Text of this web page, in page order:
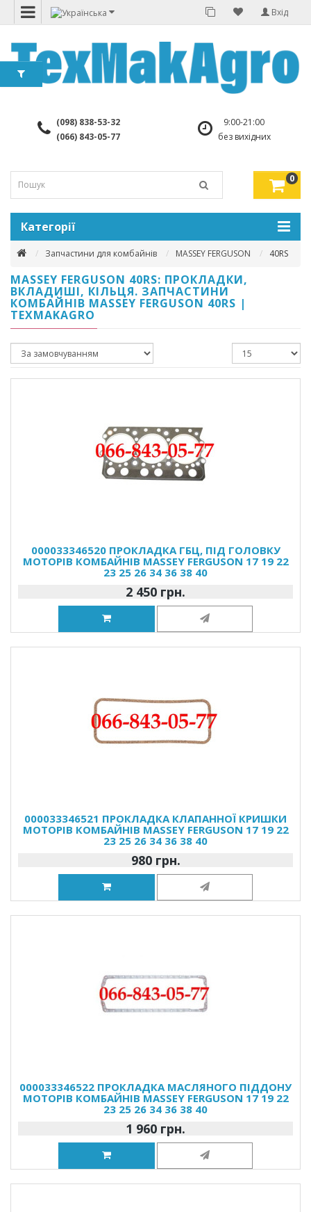
Вхід
(098) 838-53-32
(066) 843-05-77
9:00-21:00
без вихідних
0
Категорії
Запчастини для комбайнів MASSEY FERGUSON 40RS
MASSEY FERGUSON 40RS: ПРОКЛАДКИ,
ВКЛАДИШІ, КІЛЬЦЯ. ЗАПЧАСТИНИ
КОМБАЙНІВ MASSEY FERGUSON 40RS |
TEXMAKAGRO
000033346520 ПРОКЛАДКА ГБЦ, ПІД ГОЛОВКУ
МОТОРІВ КОМБАЙНІВ MASSEY FERGUSON 17 19 22
23 25 26 34 36 38 40
2 450 грн.
000033346521 ПРОКЛАДКА КЛАПАННОЇ КРИШКИ
МОТОРІВ КОМБАЙНІВ MASSEY FERGUSON 17 19 22
23 25 26 34 36 38 40
980 грн.
000033346522 ПРОКЛАДКА МАСЛЯНОГО ПІДДОНУ
МОТОРІВ КОМБАЙНІВ MASSEY FERGUSON 17 19 22
23 25 26 34 36 38 40
1 960 грн.